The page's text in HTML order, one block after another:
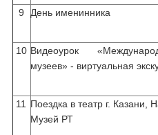
9 День именинника
10 Видеоурок
музеев» - виртуальная
11
Поездка в театр г. Казани,
Музей РТ